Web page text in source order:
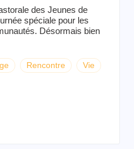
des Jeunes de
spéciale pour les
Désormais bien
Rencontre Vie